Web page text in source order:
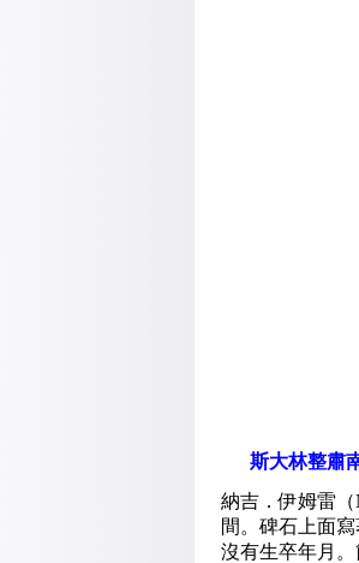
斯大林整肅南
納吉．伊姆雷（
間。碑石上面
沒有生卒年月。